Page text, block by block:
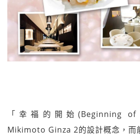
「幸福的開始(Beginning of
Mikimoto Ginza 2的設計概念，而